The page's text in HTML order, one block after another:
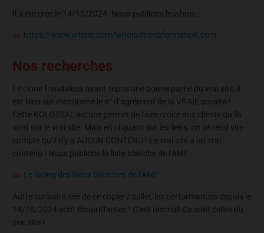
Il a été créé le 14/10/2024. Nous publions le whois :
https://www.whois.com/whois/meriaformation.com
Nos recherches
Le clone frauduleux ayant repris une bonne partie du vrai site, il
est bien sur mentionné le n° d’agrément de la VRAIE société !
Cette KOLOSSAL astuce permet de faire croire aux clients qu’ils
sont sur le vrai site. Mais en cliquant sur les liens, on se rend vite
compte qu’il n’y a AUCUN CONTENU ! Le vrai site a un vrai
contenu ! Nous publions la liste blanche de l’AMF
Le listing des listes blanches de l’AMF
Autre curiosité née de ce copier / coller, les performances depuis le
14/10/2024 sont ébouriffantes ! C’est normal! Ce sont celles du
vrai site !